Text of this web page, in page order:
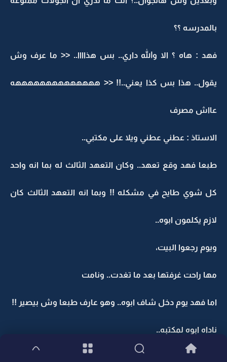
بالمدرسه ؟؟
فهد : هاه ؟ الا والله داري.. بس هذاااا.. << ما عرف وش
يقول.. هذا بس كذا يعني..!! << ههههههههههههههه
عااش مصرف
الاستاذ : عطني عطني ويلا على مكتبي..
طبعا فهد وقع تعهد.. وكان التعهد الثالث له بما انه واحد
كل شوي طايح في مشكله !! وبما انه التعهد الثالث كان
لازم يكلمون ابوه..
ويوم رجعوا البيت،
مها راحت غرفتها بعد ما تغدت.. ونامت
اما فهد يوم دخل شاف ابوه.. وهو عارف طبعا وش بيصير !!
ناداه ابوه لمكتبه..